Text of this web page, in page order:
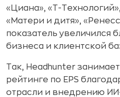
«Циана», «Т-
«Матери и дитя»,
показатель увеличился
бизнеса и клиентской
Так, Headhunter
рейтинге по EPS
отрасли и внедрению